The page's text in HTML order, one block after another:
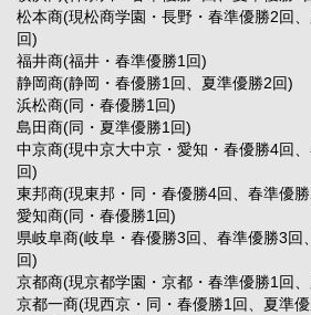
松本商(現松商学園・長野・春準優勝2回
回)
福井商(福井・春準優勝1回)
静岡商(静岡・春優勝1回、夏準優勝2回)
浜松商(同・春優勝1回)
島田商(同・夏準優勝1回)
中京商(現中京大中京・愛知・春優勝4回
回)
東邦商(現東邦・同・春優勝4回、春準優
愛知商(同・春優勝1回)
県岐阜商(岐阜・春優勝3回、春準優勝3回
回)
京都商(現京都学園・京都・春準優勝1回
京都一商(現西京・同・春優勝1回、夏準